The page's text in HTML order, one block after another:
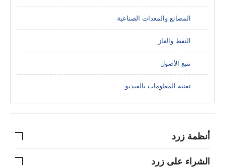
المصانع والمعدات الصناعية
النفط والغاز
تتبع الأصول
تقنية المعلومات بالفيديو
أنظمة زرد
الشراء على زرد